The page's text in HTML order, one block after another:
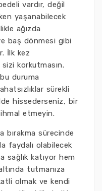
vardır, değil
yaşanabilecek
ağızda
baş dönmesi gibi
İlk kez
korkutmasın.
duruma
sürekli
hissederseniz, bir
ihmal etmeyin.
bırakma sürecinde
faydalı olabilecek
sağlık katıyor hem
tutmanıza
olmak ve kendi